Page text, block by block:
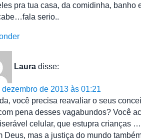
pra tua casa, da comidinha,
serio..
Laura disse:
dezembro de 2013 às 01:21
você precisa reavaliar o seus
pena desses vagabundos? Você
celular, que estupra crianças
Deus, mas a justiça do mundo